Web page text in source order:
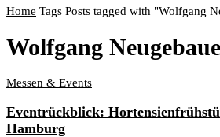
Home Tags Posts tagged with "Wolfgang
Wolfgang
Messen & Events
Eventrückblick:
Hamburg